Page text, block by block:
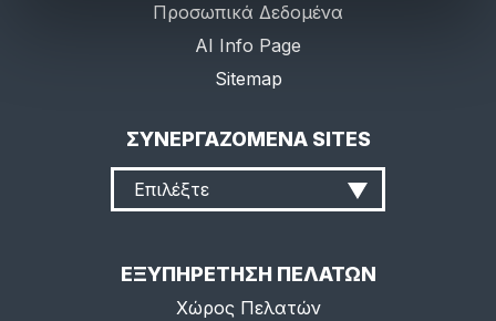
Προσωπικά Δεδομένα
AI Info Page
Sitemap
ΣΥΝΕΡΓΑΖΟΜΕΝΑ SITES
Επιλέξτε
ΕΞΥΠΗΡΕΤΗΣΗ ΠΕΛΑΤΩΝ
Χώρος Πελατών